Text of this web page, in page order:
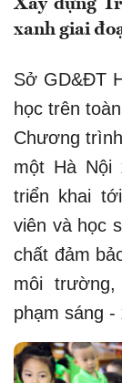
Xây dựng
xanh giai
Sở GD&ĐT
học trên
Chương
một Hà Nội
triển khai
viên và học
chất đảm
môi
phạm sáng -